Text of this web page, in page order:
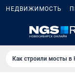
НЕДВИЖИМОСТЬ
Как строили мосты в